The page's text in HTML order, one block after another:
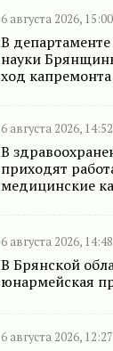
6 августа 2026, 15:00
В
науки
ход
6 августа 2026, 14:52
В
приходят
медицинские
6 августа 2026, 14:48
В Брянской
юнармейская
6 августа 2026, 12:27